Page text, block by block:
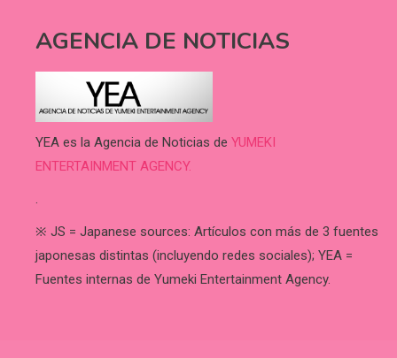
AGENCIA DE NOTICIAS
YEA es la Agencia de Noticias de YUMEKI
ENTERTAINMENT AGENCY.
.
※ JS = Japanese sources: Artículos con más de 3 fuentes
japonesas distintas (incluyendo redes sociales); YEA =
Fuentes internas de Yumeki Entertainment Agency.